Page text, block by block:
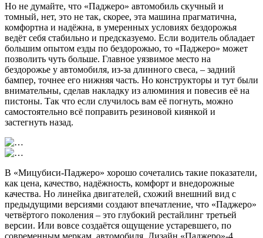
Но не думайте, что «Паджеро» автомобиль скучный и
томный, нет, это не так, скорее, эта машина прагматична,
комфортна и надёжна, в умеренных условиях бездорожья
ведёт себя стабильно и предсказуемо. Если водитель обладает
большим опытом езды по бездорожью, то «Паджеро» может
позволить чуть больше. Главное уязвимое место на
бездорожье у автомобиля, из-за длинного свеса, – задний
бампер, точнее его нижняя часть. Но конструкторы и тут были
внимательны, сделав накладку из алюминия и повесив её на
пистоны. Так что если случилось вам её погнуть, можно
самостоятельно всё поправить резиновой киянкой и
застегнуть назад.
В «Мицубиси-Паджеро» хорошо сочетались такие показатели,
как цена, качество, надёжность, комфорт и внедорожные
качества. Но линейка двигателей, схожий внешний вид с
предыдущими версиями создают впечатление, что «Паджеро»
четвёртого поколения – это глубокий рестайлинг третьей
версии. Или вовсе создаётся ощущение устаревшего, по
современным меркам, автомобиля. Дизайн «Паджеро»-4